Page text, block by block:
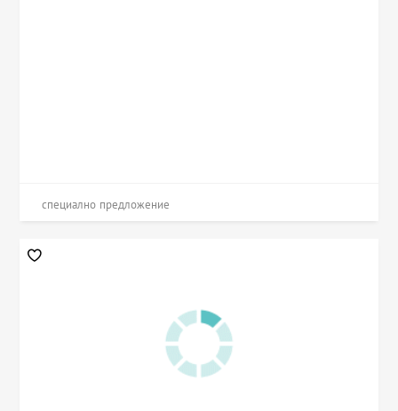
специално предложение